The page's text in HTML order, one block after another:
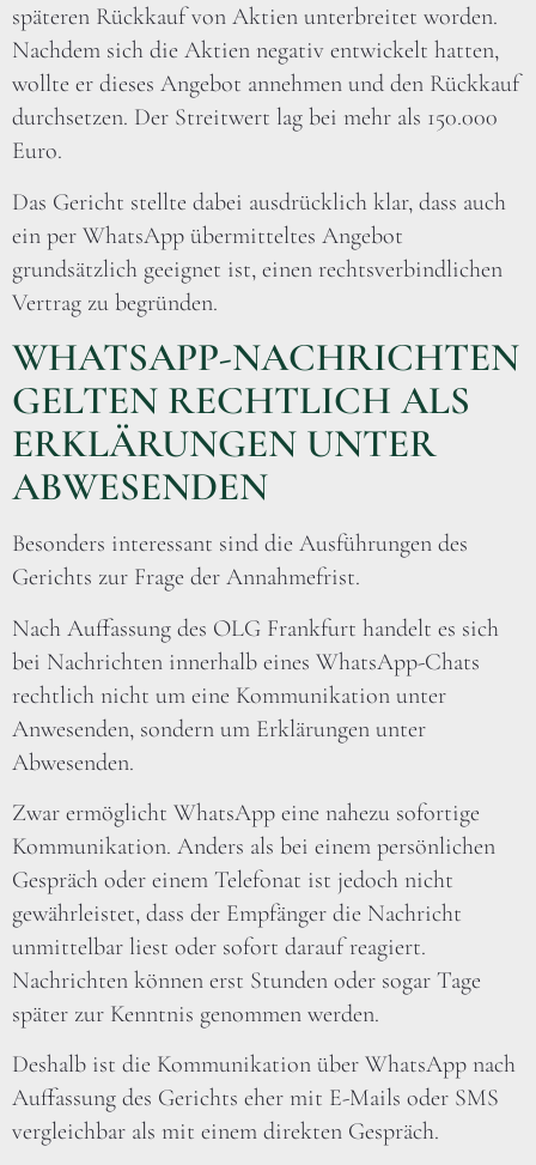
späteren Rückkauf von Aktien unterbreitet worden.
Nachdem sich die Aktien negativ entwickelt hatten,
wollte er dieses Angebot annehmen und den Rückkauf
durchsetzen. Der Streitwert lag bei mehr als 150.000
Euro.
Das Gericht stellte dabei ausdrücklich klar, dass auch
ein per WhatsApp übermitteltes Angebot
grundsätzlich geeignet ist, einen rechtsverbindlichen
Vertrag zu begründen.
WHATSAPP-NACHRICHTEN
GELTEN RECHTLICH ALS
ERKLÄRUNGEN UNTER
ABWESENDEN
Besonders interessant sind die Ausführungen des
Gerichts zur Frage der Annahmefrist.
Nach Auffassung des OLG Frankfurt handelt es sich
bei Nachrichten innerhalb eines WhatsApp-Chats
rechtlich nicht um eine Kommunikation unter
Anwesenden, sondern um Erklärungen unter
Abwesenden.
Zwar ermöglicht WhatsApp eine nahezu sofortige
Kommunikation. Anders als bei einem persönlichen
Gespräch oder einem Telefonat ist jedoch nicht
gewährleistet, dass der Empfänger die Nachricht
unmittelbar liest oder sofort darauf reagiert.
Nachrichten können erst Stunden oder sogar Tage
später zur Kenntnis genommen werden.
Deshalb ist die Kommunikation über WhatsApp nach
Auffassung des Gerichts eher mit E-Mails oder SMS
vergleichbar als mit einem direkten Gespräch.